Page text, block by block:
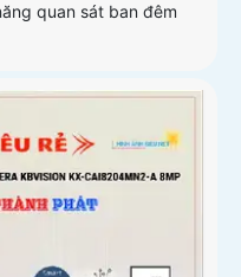
quan sát ban đêm